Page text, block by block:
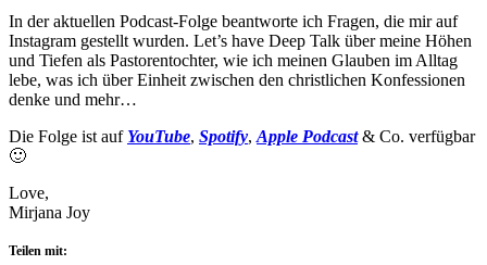
In der aktuellen Podcast-Folge beantworte ich Fragen, die mir auf
Instagram gestellt wurden. Let’s have Deep Talk über meine Höhen
und Tiefen als Pastorentochter, wie ich meinen Glauben im Alltag
lebe, was ich über Einheit zwischen den christlichen Konfessionen
denke und mehr…
Die Folge ist auf YouTube, Spotify, Apple Podcast& Co. verfügbar
🙂
Love,
Mirjana Joy
Teilen mit: